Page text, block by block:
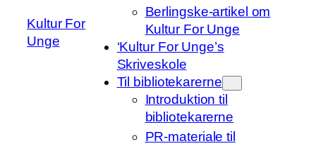
Kultur For
Unge
Berlingske-artikel om
Kultur For Unge
‘Kultur For Unge’s
Skriveskole
Til bibliotekarerne
Introduktion til
bibliotekarerne
PR-materiale til